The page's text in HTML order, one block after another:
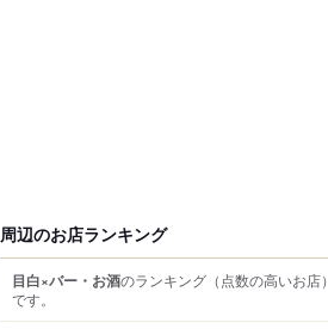
周辺のお店ランキング
目白×バー・お酒のランキング （点数の高いお店）
です。